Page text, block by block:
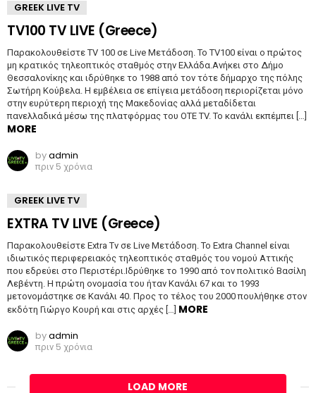
GREEK LIVE TV
TV100 TV LIVE (Greece)
Παρακολουθείστε TV 100 σε Live Μετάδοση. Το TV100 είναι ο πρώτος
μη κρατικός τηλεοπτικός σταθμός στην Ελλάδα.Ανήκει στο Δήμο
Θεσσαλονίκης και ιδρύθηκε το 1988 από τον τότε δήμαρχο της πόλης
Σωτήρη Κούβελα. H εμβέλεια σε επίγεια μετάδοση περιορίζεται μόνο
στην ευρύτερη περιοχή της Μακεδονίας αλλά μεταδίδεται
πανελλαδικά μέσω της πλατφόρμας του OTE TV. Το κανάλι εκπέμπει […]
MORE
byadmin
πριν 5 χρόνια
GREEK LIVE TV
EXTRA TV LIVE (Greece)
Παρακολουθείστε Extra Tv σε Live Μετάδοση. Το Extra Channel είναι
ιδιωτικός περιφερειακός τηλεοπτικός σταθμός του νομού Αττικής
που εδρεύει στο Περιστέρι.Ιδρύθηκε το 1990 από τον πολιτικό Βασίλη
Λεβέντη. Η πρώτη ονομασία του ήταν Κανάλι 67 και το 1993
μετονομάστηκε σε Κανάλι 40. Προς το τέλος του 2000 πουλήθηκε στον
εκδότη Γιώργο Κουρή και στις αρχές […] MORE
byadmin
πριν 5 χρόνια
LOAD MORE